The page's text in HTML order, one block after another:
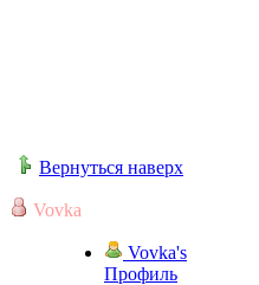
Вернуться наверх
Vovka
Vovka's
Профиль